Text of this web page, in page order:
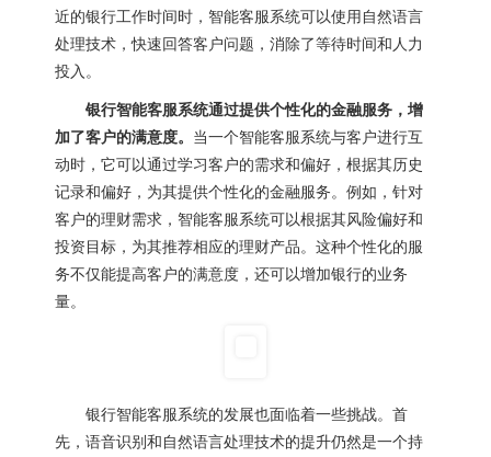
近的银行工作时间时，智能客服系统可以使用自然语言
处理技术，快速回答客户问题，消除了等待时间和人力
投入。
银行智能客服系统通过提供个性化的金融服务，增
加了客户的满意度。 当一个智能客服系统与客户进行互
动时，它可以通过学习客户的需求和偏好，根据其历史
记录和偏好，为其提供个性化的金融服务。例如，针对
客户的理财需求，智能客服系统可以根据其风险偏好和
投资目标，为其推荐相应的理财产品。这种个性化的服
务不仅能提高客户的满意度，还可以增加银行的业务
量。
银行智能客服系统的发展也面临着一些挑战。首
先，语音识别和自然语言处理技术的提升仍然是一个持